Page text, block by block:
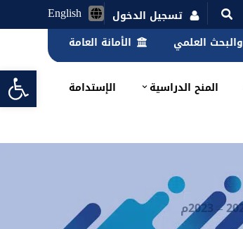
English
تسجيل الدخول
والبحث العلمي الأمانة العامة
المنح الدراسية الإستدامة